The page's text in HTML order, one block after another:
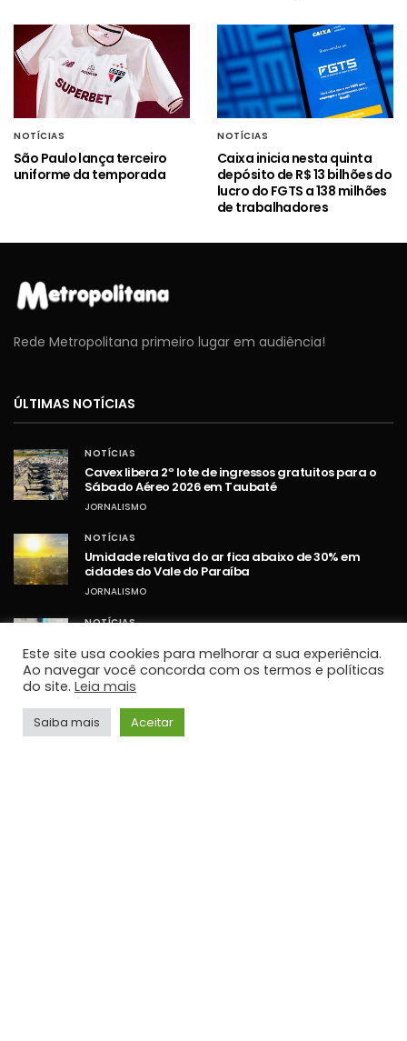
NOTÍCIAS
São Paulo lança terceiro
uniforme da temporada
NOTÍCIAS
Caixa inicia nesta quinta
depósito de R$ 13 bilhões do
lucro do FGTS a 138 milhões
de trabalhadores
Rede Metropolitana primeiro lugar em audiência!
ÚLTIMAS NOTÍCIAS
NOTÍCIAS
Cavex libera 2º lote de ingressos gratuitos para o
Sábado Aéreo 2026 em Taubaté
JORNALISMO
NOTÍCIAS
Umidade relativa do ar fica abaixo de 30% em
cidades do Vale do Paraíba
JORNALISMO
NOTÍCIAS
ampliação da Lei Maria da Penha
JORNALISMO
TOP HITS
Este site usa cookies para melhorar a sua experiência.
Ao navegar você concorda com os termos e políticas
do site. Leia mais
Saiba mais Aceitar